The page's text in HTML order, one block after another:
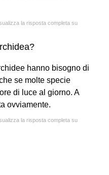
la risposta completa su
hanno bisogno di
se molte specie
di luce al giorno. A
ovviamente.
la risposta completa su